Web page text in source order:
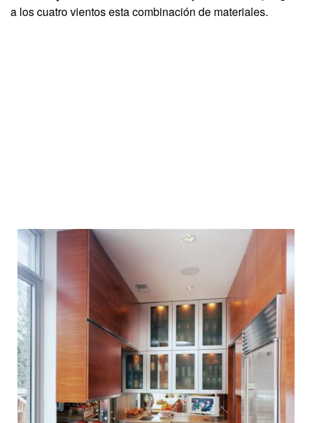
a los cuatro vientos esta combinación de materiales.